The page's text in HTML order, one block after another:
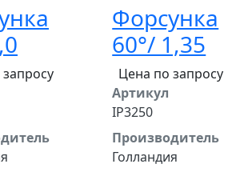
Форсунка
60°/ 1,35
Цена по запросу
Артикул
IP3250
Производитель
Голландия